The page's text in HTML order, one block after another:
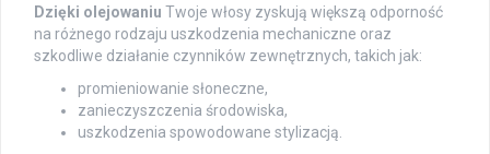
Dzięki olejowaniu Twoje włosy zyskują większą odporność
na różnego rodzaju uszkodzenia mechaniczne oraz
szkodliwe działanie czynników zewnętrznych, takich jak:
promieniowanie słoneczne,
zanieczyszczenia środowiska,
uszkodzenia spowodowane stylizacją.